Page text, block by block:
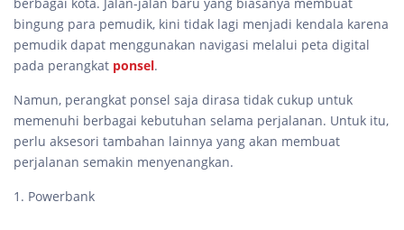
bingung para pemudik, kini tidak lagi menjadi kendala karena
pemudik dapat menggunakan navigasi melalui peta digital
pada perangkat ponsel.
Namun, perangkat ponsel saja dirasa tidak cukup untuk
memenuhi berbagai kebutuhan selama perjalanan. Untuk itu,
perlu aksesori tambahan lainnya yang akan membuat
perjalanan semakin menyenangkan.
1. Powerbank